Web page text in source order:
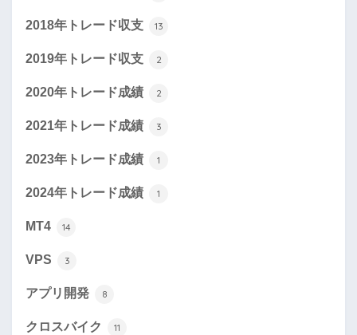
2018年トレード収支 13
2019年トレード収支 2
2020年トレード成績 2
2021年トレード成績 3
2023年トレード成績 1
2024年トレード成績 1
MT4 14
VPS 3
アプリ開発 8
クロスバイク 11